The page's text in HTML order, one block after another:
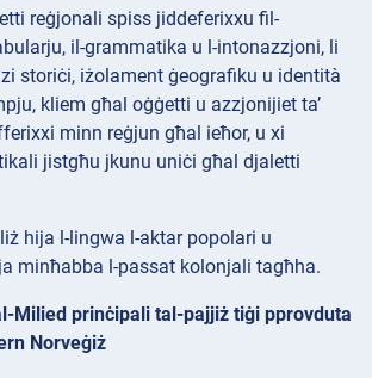
reġjonali spiss jiddeferixxu fil-
il-grammatika u l-intonazzjoni, li
storiċi, iżolament ġeografiku u identità
kliem għal oġġetti u azzjonijiet ta’
minn reġjun għal ieħor, u xi
jistgħu jkunu uniċi għal djaletti
hija l-lingwa l-aktar popolari u
minħabba l-passat kolonjali tagħha.
Milied prinċipali tal-pajjiż tiġi pprovduta
Norveġiż